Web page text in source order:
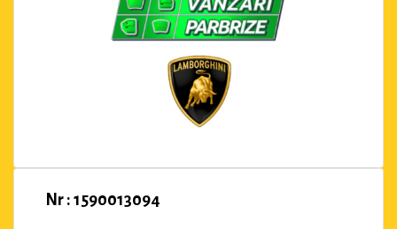
Nr : 1590013094